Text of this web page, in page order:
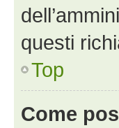
questi
Top
Come